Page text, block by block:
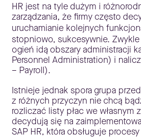
HR jest na tyle dużym i
zarządzania, że firmy często
uruchamianie kolejnych
stopniowo, sukcesywnie.
ogień idą obszary administracji
Personnel Administration) i
– Payroll).
Istnieje jednak spora grupa
z różnych przyczyn nie chcą
rozliczać listy płac we własnym
decydują się na
SAP HR, która obsługuje